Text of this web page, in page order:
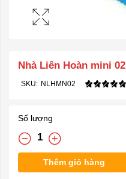
Nhà Liên Hoàn mini 02
SKU: NLHMN02
Số lượng
Thêm giỏ hàng